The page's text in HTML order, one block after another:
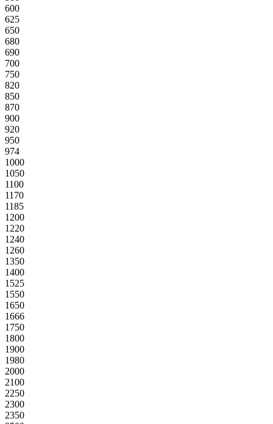
600
625
650
680
690
700
750
820
850
870
900
920
950
974
1000
1050
1100
1170
1185
1200
1220
1240
1260
1350
1400
1525
1550
1650
1666
1750
1800
1900
1980
2000
2100
2250
2300
2350